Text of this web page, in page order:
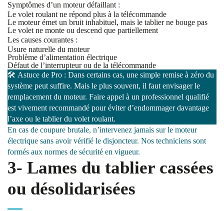
Symptômes d’un moteur défaillant :
Le volet roulant ne répond plus à la télécommande
Le moteur émet un bruit inhabituel, mais le tablier ne bouge pas
Le volet ne monte ou descend que partiellement
Les causes courantes :
Usure naturelle du moteur
Problème d’alimentation électrique
Défaut de l’interrupteur ou de la télécommande
🛠️ Astuce de Pro : Dans certains cas, une simple remise à zéro du
système peut suffire. Mais le plus souvent, il faut envisager le
remplacement du moteur. Faire appel à un professionnel qualifié
est vivement recommandé pour éviter d’endommager davantage
l’axe ou le tablier du volet roulant.
En cas de coupure brutale, n’intervenez jamais sur le moteur
électrique sans avoir vérifié le disjoncteur. Nos techniciens sont
formés aux normes de sécurité en vigueur.
3- Lames du tablier cassées
ou désolidarisées